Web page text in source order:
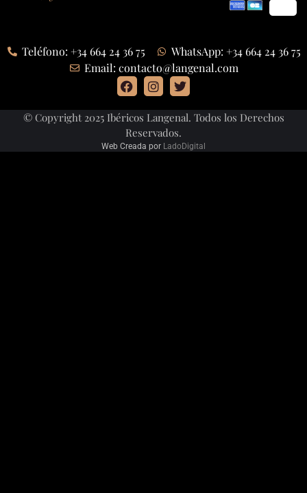
Teléfono: +34 664 24 36 75
WhatsApp: +34 664 24 36 75
Email: contacto@langenal.com
© Copyright 2025 Ibéricos Langenal. Todos los Derechos
Reservados.
Web Creada por LadoDigital